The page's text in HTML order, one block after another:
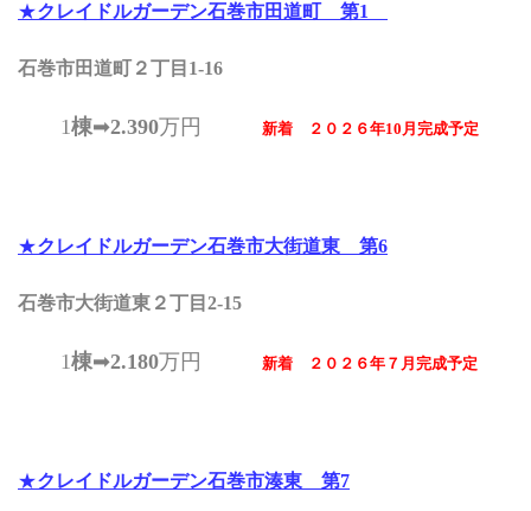
★クレイドルガーデン石巻市田道町 第1
石巻市田道町２丁目1-16
1棟➡2.390万円 新着 ２０２６年10月完成予定
★クレイドルガーデン石巻市大街道東 第6
石巻市大街道東２丁目2-15
1棟➡2.180万円 新着 ２０２６年７月完成予定
★クレイドルガーデン石巻市湊東 第7